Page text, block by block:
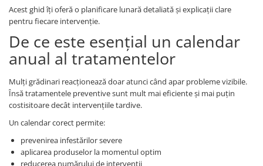
Seminte fasole
Seminte mazare
Seminte morcovi
Seminte pastarnac
Seminte plante aromatice
Seminte ridichi
Seminte rosii
Seminte sfecla
Seminte telina
Seminte varza
Motocoasa
Motocoasa si consumabile /
accesorii
Patent
Sape/ Cazmale/ Lopeti
Scule de mana
Scule electrice
Set chei combinate
Acest ghid îți oferă o planificare lunară detaliată și explicații clare
pentru fiecare intervenție.
De ce este esențial un calendar
anual al tratamentelor
Mulți grădinari reacționează doar atunci când apar probleme vizibile.
Însă tratamentele preventive sunt mult mai eficiente și mai puțin
costisitoare decât intervențiile tardive.
Un calendar corect permite:
prevenirea infestărilor severe
aplicarea produselor la momentul optim
reducerea numărului de intervenții